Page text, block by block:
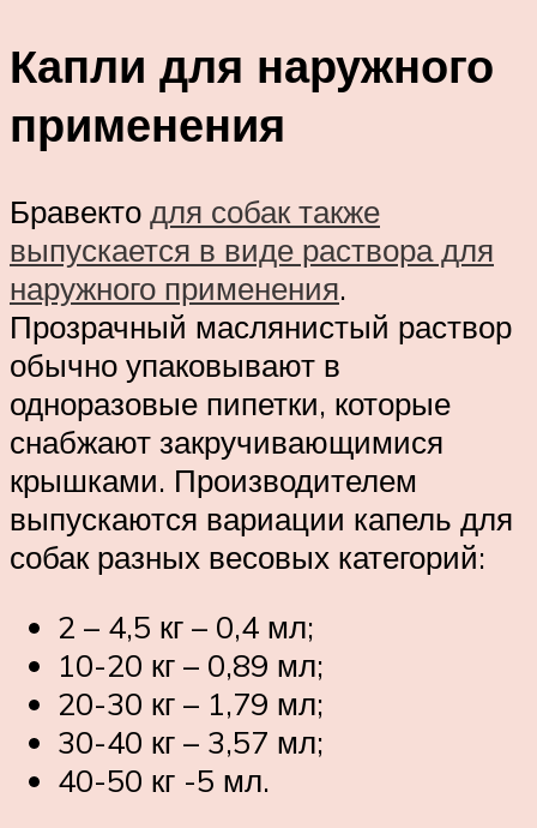
Капли для наружного
применения
Бравекто для собак также
выпускается в виде раствора для
наружного применения.
Прозрачный маслянистый раствор
обычно упаковывают в
одноразовые пипетки, которые
снабжают закручивающимися
крышками. Производителем
выпускаются вариации капель для
собак разных весовых категорий:
2 – 4,5 кг – 0,4 мл;
10-20 кг – 0,89 мл;
20-30 кг – 1,79 мл;
30-40 кг – 3,57 мл;
40-50 кг -5 мл.